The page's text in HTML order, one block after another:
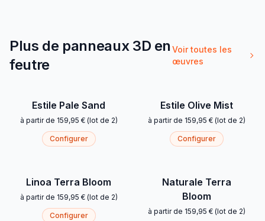
Plus de panneaux 3D en
feutre
Voir toutes les
œuvres
Estile Pale Sand
à partir de 159,95 €(lot de 2)
Configurer
Estile Olive Mist
à partir de 159,95 €(lot de 2)
Configurer
Linoa Terra Bloom
à partir de 159,95 €(lot de 2)
Configurer
Naturale Terra
Bloom
à partir de 159,95 €(lot de 2)